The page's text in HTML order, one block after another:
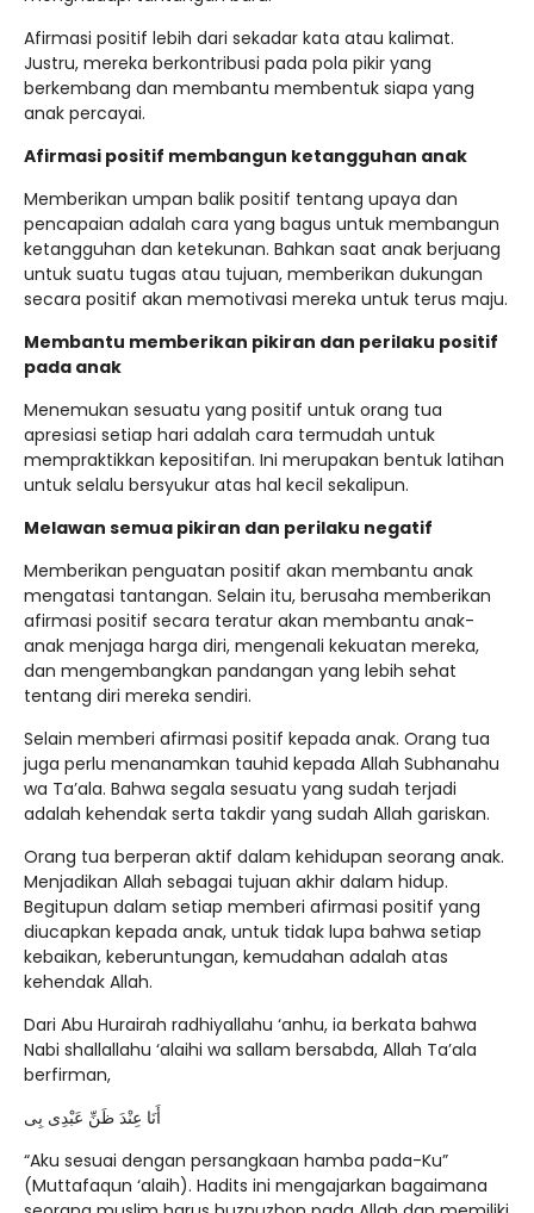
Afirmasi positif lebih dari sekadar kata atau kalimat.
Justru, mereka berkontribusi pada pola pikir yang
berkembang dan membantu membentuk siapa yang
anak percayai.
Afirmasi positif membangun ketangguhan anak
Memberikan umpan balik positif tentang upaya dan
pencapaian adalah cara yang bagus untuk membangun
ketangguhan dan ketekunan. Bahkan saat anak berjuang
untuk suatu tugas atau tujuan, memberikan dukungan
secara positif akan memotivasi mereka untuk terus maju.
Membantu memberikan pikiran dan perilaku positif
pada anak
Menemukan sesuatu yang positif untuk orang tua
apresiasi setiap hari adalah cara termudah untuk
mempraktikkan kepositifan. Ini merupakan bentuk latihan
untuk selalu bersyukur atas hal kecil sekalipun.
Melawan semua pikiran dan perilaku negatif
Memberikan penguatan positif akan membantu anak
mengatasi tantangan. Selain itu, berusaha memberikan
afirmasi positif secara teratur akan membantu anak-
anak menjaga harga diri, mengenali kekuatan mereka,
dan mengembangkan pandangan yang lebih sehat
tentang diri mereka sendiri.
Selain memberi afirmasi positif kepada anak. Orang tua
juga perlu menanamkan tauhid kepada Allah Subhanahu
wa Ta’ala. Bahwa segala sesuatu yang sudah terjadi
adalah kehendak serta takdir yang sudah Allah gariskan.
Orang tua berperan aktif dalam kehidupan seorang anak.
Menjadikan Allah sebagai tujuan akhir dalam hidup.
Begitupun dalam setiap memberi afirmasi positif yang
diucapkan kepada anak, untuk tidak lupa bahwa setiap
kebaikan, keberuntungan, kemudahan adalah atas
kehendak Allah.
Dari Abu Hurairah radhiyallahu ‘anhu, ia berkata bahwa
Nabi shallallahu ‘alaihi wa sallam bersabda, Allah Ta’ala
berfirman,
أَنَا عِنْدَ ظَنِّ عَبْدِى بِى
“Aku sesuai dengan persangkaan hamba pada-Ku”
(Muttafaqun ‘alaih). Hadits ini mengajarkan bagaimana